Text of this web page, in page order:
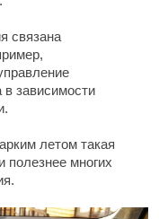
связана
в зависимости
летом такая
полезнее многих